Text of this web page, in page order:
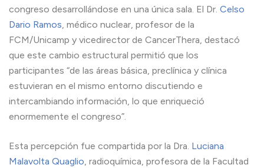
congreso desarrollándose en una única sala. El Dr. Celso
Dario Ramos, médico nuclear, profesor de la
FCM/Unicamp y vicedirector de CancerThera, destacó
que este cambio estructural permitió que los
participantes “de las áreas básica, preclínica y clínica
estuvieran en el mismo entorno discutiendo e
intercambiando información, lo que enriqueció
enormemente el congreso”.
Esta percepción fue compartida por la Dra. Luciana
Malavolta Quaglio, radioquímica, profesora de la Facultad